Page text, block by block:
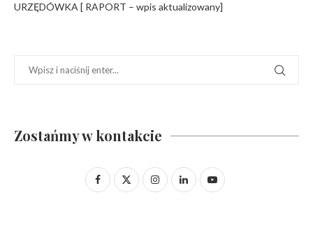
URZĘDÓWKA [ RAPORT – wpis aktualizowany]
Zostańmy w kontakcie